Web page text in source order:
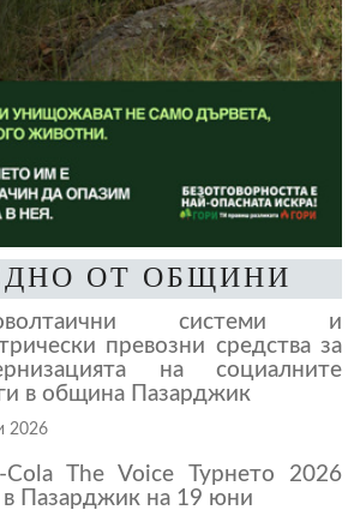
ОТ ОБЩИНИ
системи и
превозни средства за
на социалните
в община Пазарджик
2026
Cola The Voice Турнето 2026
в Пазарджик на 19 юни